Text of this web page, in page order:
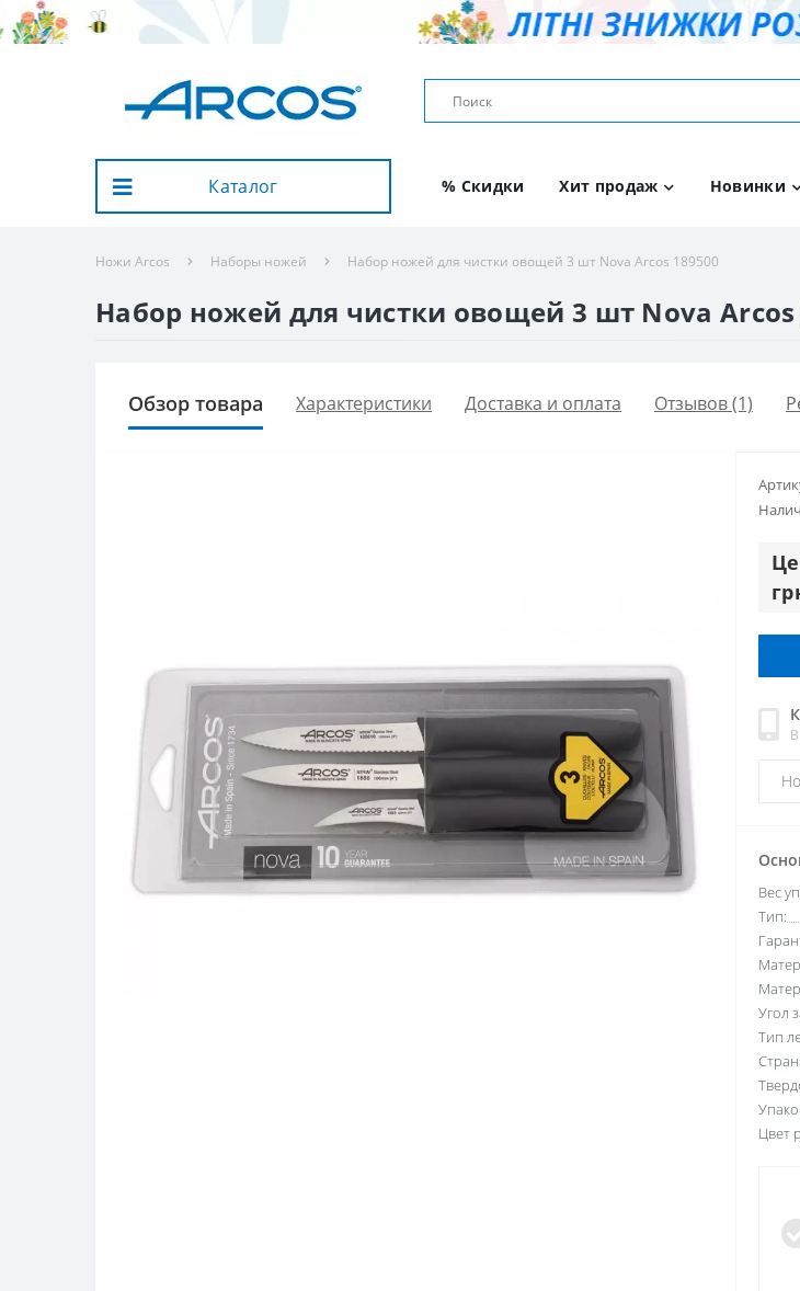
Каталог % Скидки Хит продаж Новинки
Ножи Arcos Наборы ножей Набор ножей для чистки овощей 3 шт Nova Arcos 189500
Набор ножей для чистки овощей 3 шт Nova Arcos
Обзор товара Характеристики Доставка и оплата Отзывов (1)
Вес
Тип:
Угол
Тип
Цвет